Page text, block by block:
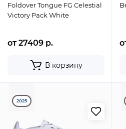
Foldover Tongue FG Celestial
Victory Pack White
от 27409 р.
В корзину
2025